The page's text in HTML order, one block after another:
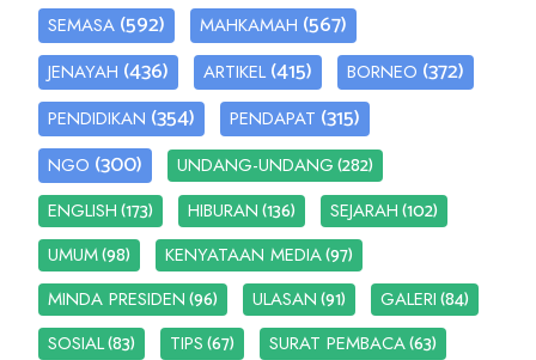
SEMASA (592) MAHKAMAH (567)
JENAYAH (436) ARTIKEL (415) BORNEO (372)
PENDIDIKAN (354) PENDAPAT (315)
NGO (300) UNDANG-UNDANG(282)
ENGLISH(173) HIBURAN(136) SEJARAH(102)
UMUM(98) KENYATAAN MEDIA(97)
MINDA PRESIDEN(96) ULASAN(91) GALERI(84)
SOSIAL(83) TIPS(67) SURAT PEMBACA(63)